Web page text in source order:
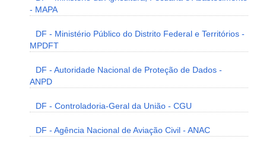
- MAPA
DF - Ministério Público do Distrito Federal e Territórios -
MPDFT
DF - Autoridade Nacional de Proteção de Dados -
ANPD
DF - Controladoria-Geral da União - CGU
DF - Agência Nacional de Aviação Civil - ANAC